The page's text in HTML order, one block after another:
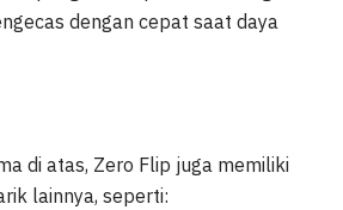
dengan cepat saat daya
di atas, Zero Flip juga memiliki
lainnya, seperti: